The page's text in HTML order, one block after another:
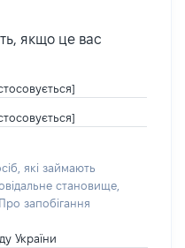
якщо це вас
які займають
становище,
запобігання
України